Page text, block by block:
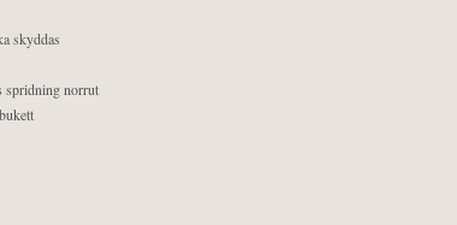
skyddas
spridning norrut